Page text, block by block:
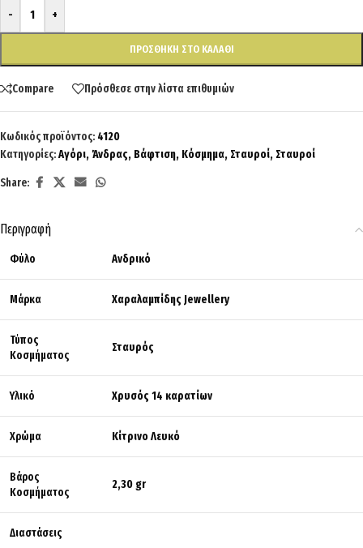
- +
ΠΡΟΣΘΉΚΗ ΣΤΟ ΚΑΛΆΘΙ
Compare Πρόσθεσε στην λίστα επιθυμιών
Κωδικός προϊόντος: 4120
Κατηγορίες:Αγόρι, Άνδρας, Βάφτιση, Κόσμημα, Σταυροί, Σταυροί
Share:
Περιγραφή
Φύλο Ανδρικό
Μάρκα Χαραλαμπίδης Jewellery
Τύπος
Κοσμήματος
Σταυρός
Υλικό Χρυσός 14 καρατίων
Χρώμα Κίτρινο Λευκό
Βάρος
Κοσμήματος
2,30 gr
Διαστάσεις